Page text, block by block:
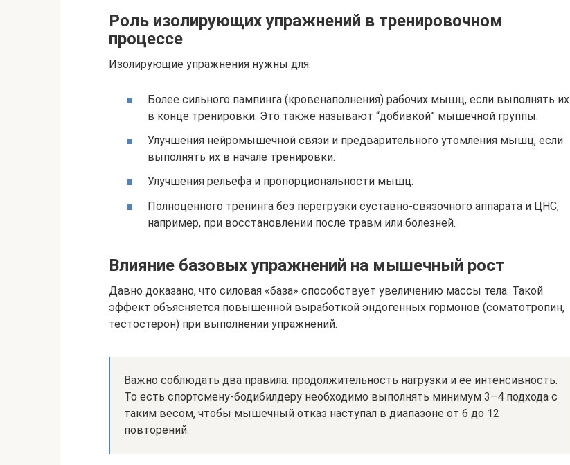
Роль изолирующих упражнений в тренировочном
процессе
Изолирующие упражнения нужны для:
Более сильного пампинга (кровенаполнения) рабочих мышц, если выполнять их
в конце тренировки. Это также называют “добивкой” мышечной группы.
Улучшения нейромышечной связи и предварительного утомления мышц, если
выполнять их в начале тренировки.
Улучшения рельефа и пропорциональности мышц.
Полноценного тренинга без перегрузки суставно-связочного аппарата и ЦНС,
например, при восстановлении после травм или болезней.
Влияние базовых упражнений на мышечный рост
Давно доказано, что силовая «база» способствует увеличению массы тела. Такой
эффект объясняется повышенной выработкой эндогенных гормонов (соматотропин,
тестостерон) при выполнении упражнений.
Важно соблюдать два правила: продолжительность нагрузки и ее интенсивность.
То есть спортсмену-бодибилдеру необходимо выполнять минимум 3–4 подхода с
таким весом, чтобы мышечный отказ наступал в диапазоне от 6 до 12
повторений.